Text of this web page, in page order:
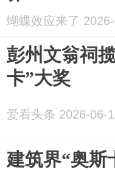
蝴蝶效应来了
彭州文翁祠
卡”大奖
爱看头条 2026-06-
建筑界“奥斯